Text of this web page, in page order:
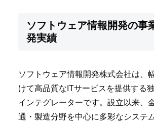
ソフトウェア情報開発の事
発実績
ソフトウェア情報開発株式会社は、
けて高品質なITサービスを提供する
インテグレーターです。設立以来、
通・製造分野を中心に多彩なシステ